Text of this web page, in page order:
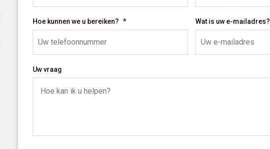
Hoe kunnen we u bereiken? * Wat is uw e-mailadres?
Uw vraag